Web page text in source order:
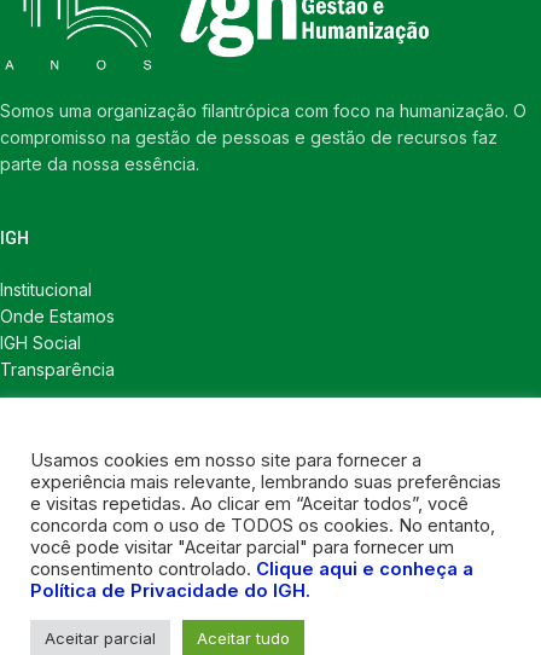
Somos uma organização filantrópica com foco na humanização. O
compromisso na gestão de pessoas e gestão de recursos faz
parte da nossa essência.
IGH
Institucional
Onde Estamos
IGH Social
Transparência
Notícias
Política de Privacidade
CONTATOS
Contatos
Contatos para imprensa
Usamos cookies em nosso site para fornecer a
experiência mais relevante, lembrando suas preferências
e visitas repetidas. Ao clicar em “Aceitar todos”, você
concorda com o uso de TODOS os cookies. No entanto,
você pode visitar "Aceitar parcial" para fornecer um
consentimento controlado. Clique aqui e conheça a
Política de Privacidade do IGH.
Aceitar parcial Aceitar tudo